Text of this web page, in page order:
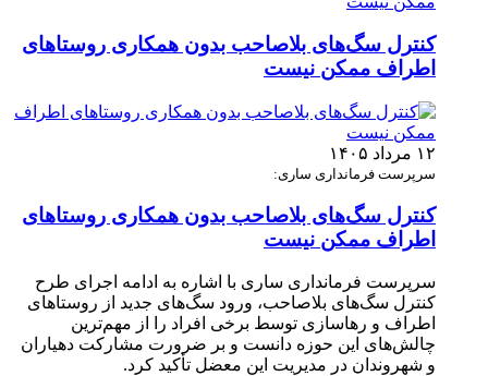
کنترل سگ‌های بلاصاحب بدون همکاری روستاهای
اطراف ممکن نیست
۱۲ مرداد ۱۴۰۵
سرپرست فرمانداری ساری:
کنترل سگ‌های بلاصاحب بدون همکاری روستاهای
اطراف ممکن نیست
سرپرست فرمانداری ساری با اشاره به ادامه اجرای طرح
کنترل سگ‌های بلاصاحب، ورود سگ‌های جدید از روستاهای
اطراف و رهاسازی توسط برخی افراد را از مهم‌ترین
چالش‌های این حوزه دانست و بر ضرورت مشارکت دهیاران
و شهروندان در مدیریت این معضل تأکید کرد.